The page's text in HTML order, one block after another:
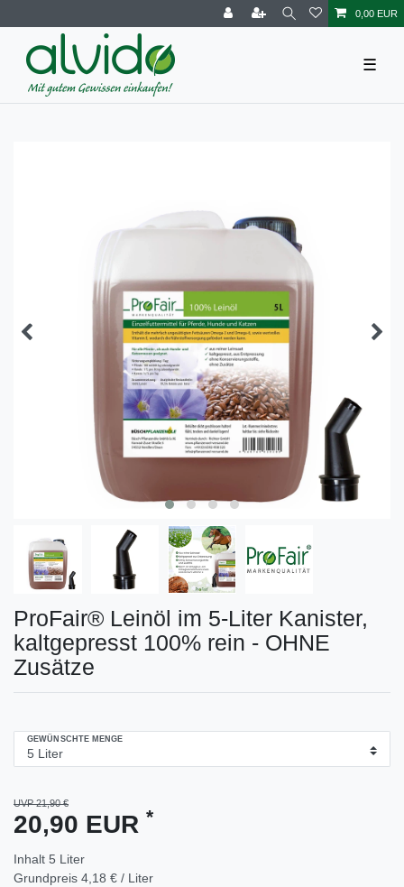
0,00 EUR
☰
ProFair® Leinöl im 5-Liter Kanister,
kaltgepresst 100% rein - OHNE
Zusätze
GEWÜNSCHTE MENGE
UVP 21,90 €
20,90 EUR *
Inhalt 5 Liter
Grundpreis 4,18 € / Liter